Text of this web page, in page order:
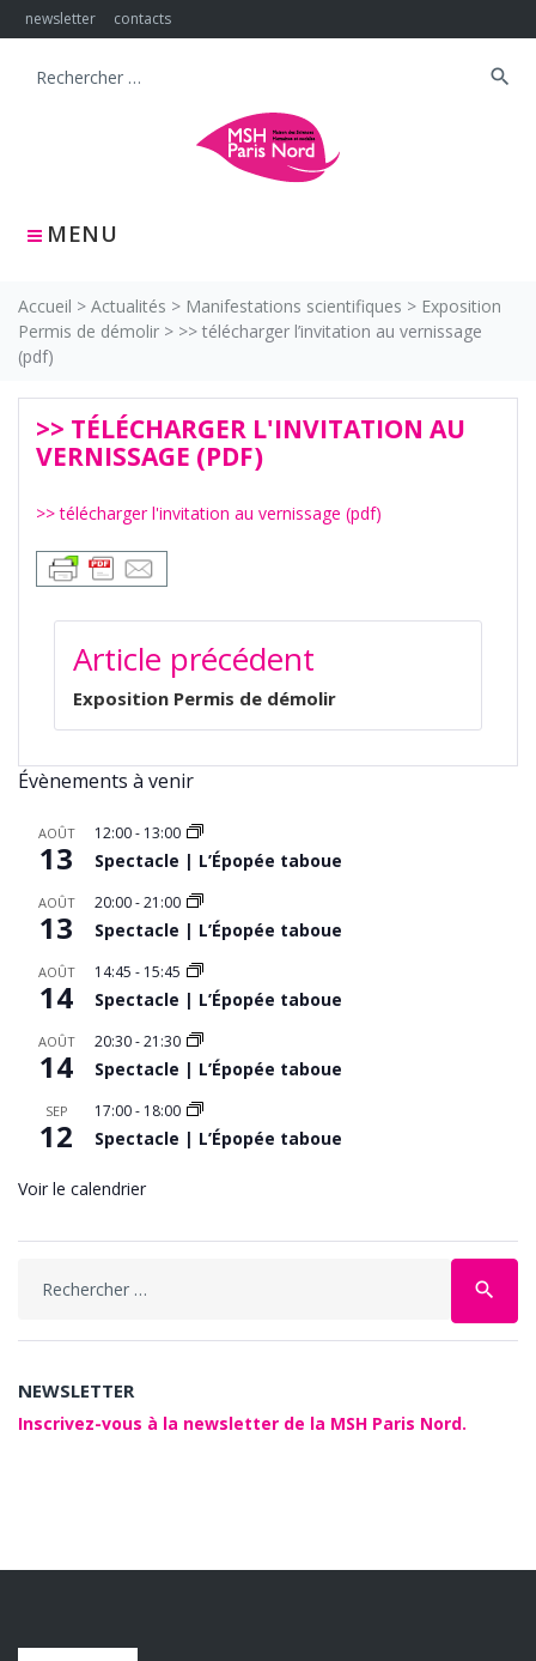
Skip
to
newsletter contacts
MENU
Search
search
Accueil > Actualités > Manifestations scientifiques > Exposition
Permis de démolir > >> télécharger l’invitation au vernissage
(pdf)
>> TÉLÉCHARGER L'INVITATION AU
VERNISSAGE (PDF)
>> télécharger l'invitation au vernissage (pdf)
NAVIGATION
DE
L’ARTICLE
Article précédent
Exposition Permis de démolir
Évènements à venir
AOÛT
13
12:00- 13:00
Spectacle | L’Épopée taboue
AOÛT
13
20:00-21:00
Spectacle | L’Épopée taboue
AOÛT
14
14:45 - 15:45
Spectacle | L’Épopée taboue
AOÛT
14
20:30-21:30
Spectacle | L’Épopée taboue
SEP
12
17:00- 18:00
Spectacle | L’Épopée taboue
Voir le calendrier
search
NEWSLETTER
Inscrivez-vous à la newsletter de la MSH Paris Nord.